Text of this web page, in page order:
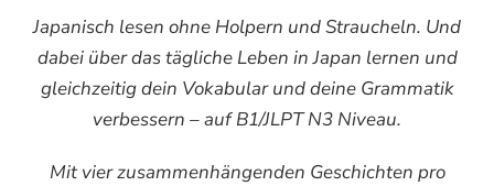
Japanisch lesen ohne Holpern und Straucheln. Und
dabei über das tägliche Leben in Japan lernen und
gleichzeitig dein Vokabular und deine Grammatik
verbessern – auf B1/JLPT N3 Niveau.
Mit vier zusammenhängenden Geschichten pro